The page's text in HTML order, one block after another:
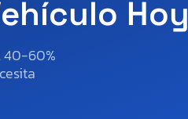
Hoy
40-60%